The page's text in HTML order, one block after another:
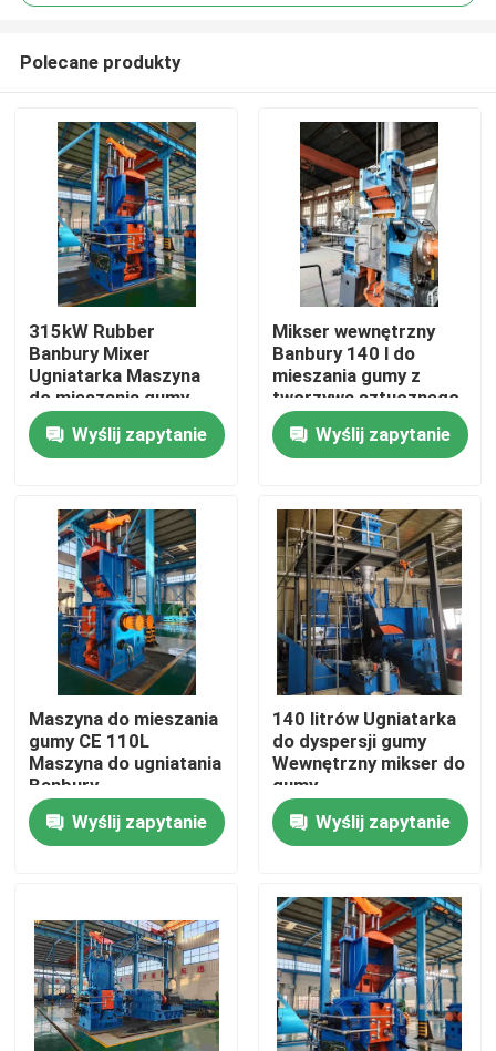
Dom
Filmy
O nas
Wycieczka po fabryce
Kontrola jakości
Skontaktuj się z nami
Poprosić o wycenę
Maszyna do obróbki gumy
Polecane produkty
315kW Rubber
Banbury Mixer
Ugniatarka Maszyna
do mieszania gumy
Wyślij zapytanie
Mikser wewnętrzny
Banbury 140 l do
mieszania gumy z
tworzywa sztucznego
Zatwierdzenie ISO
Wyślij zapytanie
Maszyna do mieszania
gumy CE 110L
Maszyna do ugniatania
Banbury
Wyślij zapytanie
140 litrów Ugniatarka
do dyspersji gumy
Wewnętrzny mikser do
gumy
Wyślij zapytanie